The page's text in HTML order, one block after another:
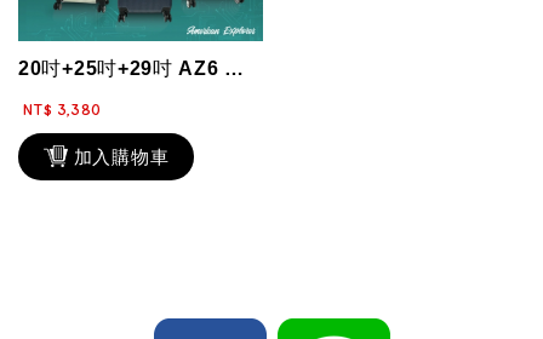
20吋+25吋+29吋 AZ6 優惠三件組 行李箱 輕量 硬殼箱 霧面防刮 雙...
NT$ 3,380
加入購物車